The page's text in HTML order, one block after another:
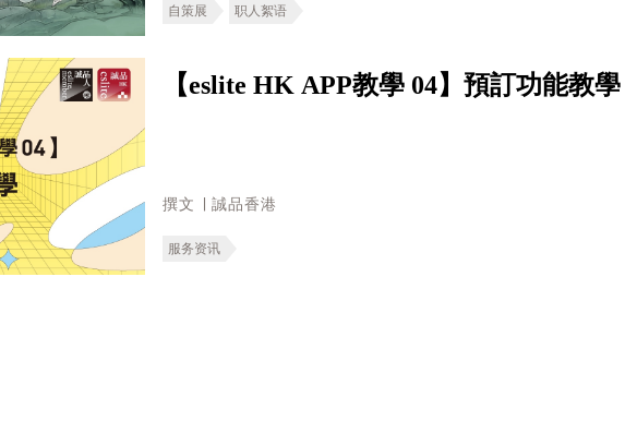
自策展 职人絮语
【eslite HK APP教學 04】預訂功能教學
撰文 ∣ 誠品香港
服务资讯